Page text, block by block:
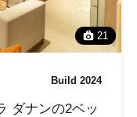
21
Build 2024
ダナンの2ベッ